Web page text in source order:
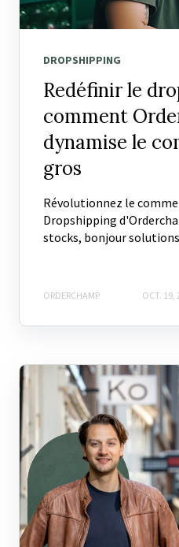
DROPSHIPPING
Redéfinir le
comment
dynamise le
gros
Révolutionnez le
Dropshipping
stocks, bonjour
ORDERCHAMP OCT. 19,